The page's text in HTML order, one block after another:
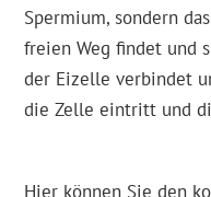
Spermium, sondern
freien Weg findet und
der Eizelle verbindet
die Zelle eintritt und
Hier können Sie den